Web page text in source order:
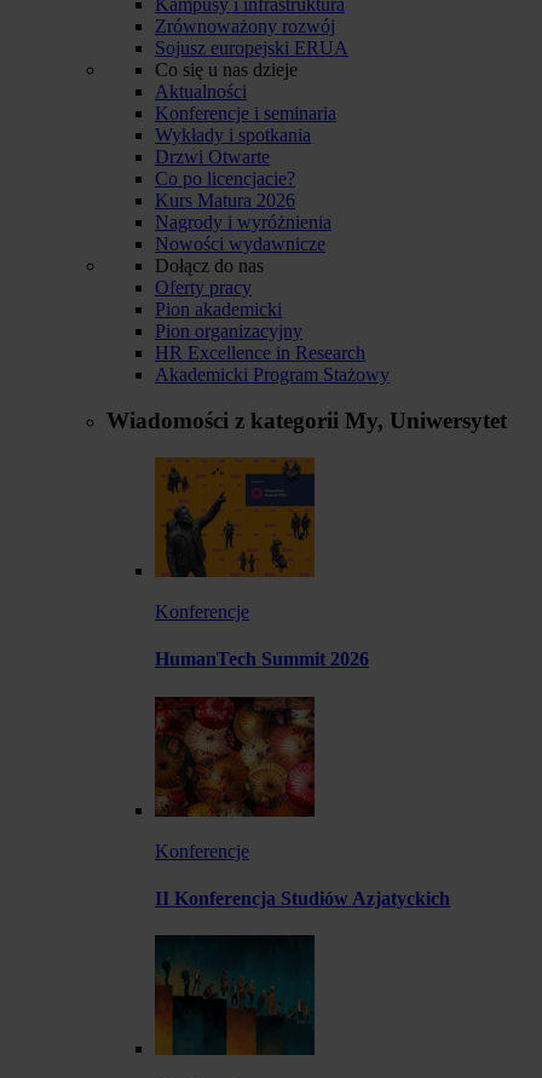
Zrównoważony rozwój
Sojusz europejski ERUA
Co się u nas dzieje
Aktualności
Konferencje i seminaria
Wykłady i spotkania
Drzwi Otwarte
Co po licencjacie?
Kurs Matura 2026
Nagrody i wyróżnienia
Nowości wydawnicze
Dołącz do nas
Oferty pracy
Pion akademicki
Pion organizacyjny
HR Excellence in Research
Akademicki Program Stażowy
Wiadomości z kategorii My, Uniwersytet
Konferencje
HumanTech Summit 2026
Konferencje
II Konferencja Studiów Azjatyckich